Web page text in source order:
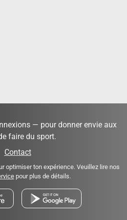
— pour donner envie aux
faire du sport.
Contact
optimiser ton expérience. Veuillez lire nos
pour plus de détails.